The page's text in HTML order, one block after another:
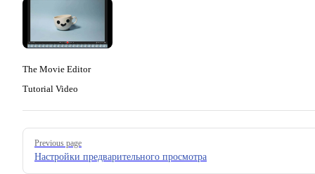
The Movie Editor
Tutorial Video
Pager
Previous page
Настройки предварительного просмотра